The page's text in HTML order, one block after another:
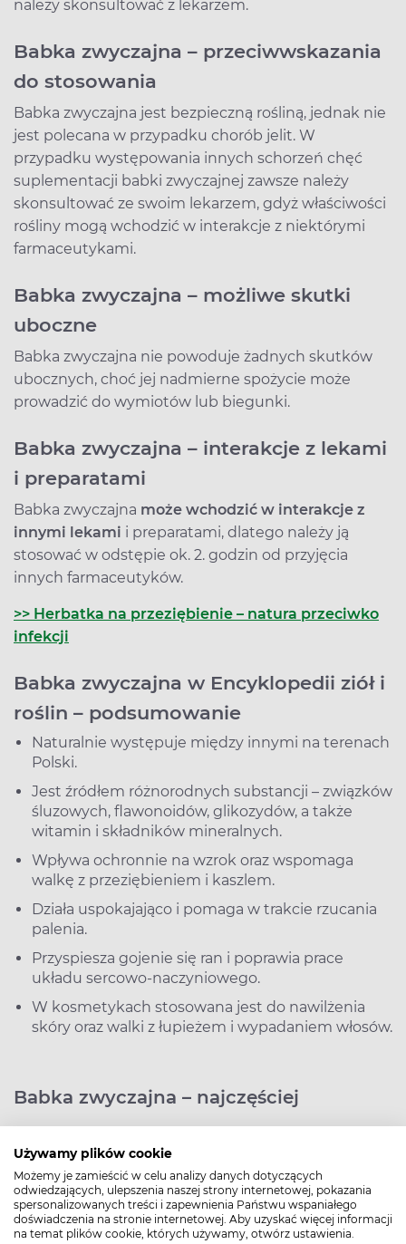
Używamy plików cookie
Możemy je zamieścić w celu analizy danych dotyczących
odwiedzających, ulepszenia naszej strony internetowej, pokazania
spersonalizowanych treści i zapewnienia Państwu wspaniałego
doświadczenia na stronie internetowej. Aby uzyskać więcej informacji
na temat plików cookie, których używamy, otwórz ustawienia.
należy skonsultować z lekarzem.
Babka zwyczajna – przeciwwskazania
do stosowania
Babka zwyczajna jest bezpieczną rośliną, jednak nie
jest polecana w przypadku chorób jelit. W
przypadku występowania innych schorzeń chęć
suplementacji babki zwyczajnej zawsze należy
skonsultować ze swoim lekarzem, gdyż właściwości
rośliny mogą wchodzić w interakcje z niektórymi
farmaceutykami.
Babka zwyczajna – możliwe skutki
uboczne
Babka zwyczajna nie powoduje żadnych skutków
ubocznych, choć jej nadmierne spożycie może
prowadzić do wymiotów lub biegunki.
Babka zwyczajna – interakcje z lekami
i preparatami
Babka zwyczajna może wchodzić w interakcje z
innymi lekami i preparatami, dlatego należy ją
stosować w odstępie ok. 2. godzin od przyjęcia
innych farmaceutyków.
>> Herbatka na przeziębienie – natura przeciwko
infekcji
Babka zwyczajna w Encyklopedii ziół i
roślin – podsumowanie
Naturalnie występuje między innymi na terenach
Polski.
Jest źródłem różnorodnych substancji – związków
śluzowych, flawonoidów, glikozydów, a także
witamin i składników mineralnych.
Wpływa ochronnie na wzrok oraz wspomaga
walkę z przeziębieniem i kaszlem.
Działa uspokajająco i pomaga w trakcie rzucania
palenia.
Przyspiesza gojenie się ran i poprawia prace
układu sercowo-naczyniowego.
W kosmetykach stosowana jest do nawilżenia
skóry oraz walki z łupieżem i wypadaniem włosów.
Babka zwyczajna – najczęściej